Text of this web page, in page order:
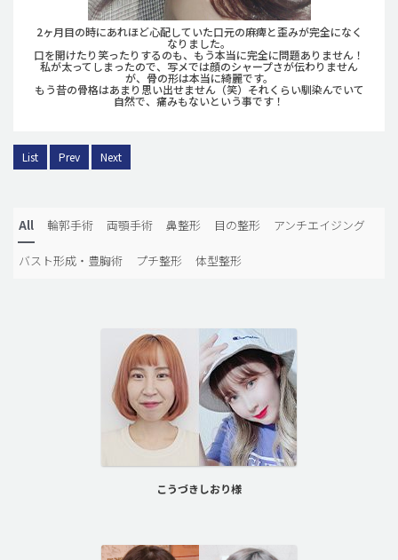
2ヶ月目の時にあれほど心配していた口元の麻痺と歪みが完全になく
なりました。
口を開けたり笑ったりするのも、もう本当に完全に問題ありません！
私が太ってしまったので、写メでは顔のシャープさが伝わりません
が、骨の形は本当に綺麗です。
もう昔の骨格はあまり思い出せません（笑）それくらい馴染んでいて
自然で、痛みもないという事です！
List Prev Next
All 輪郭手術 両顎手術 鼻整形 目の整形 アンチエイジング
バスト形成・豊胸術 プチ整形 体型整形
こうづきしおり様